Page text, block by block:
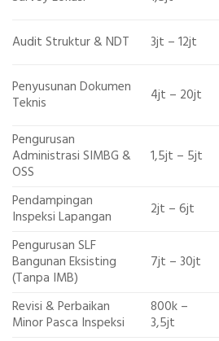
Audit Struktur & NDT 3jt – 12jt
Penyusunan Dokumen
Teknis
4jt – 20jt
Pengurusan
Administrasi SIMBG &
OSS
1,5jt – 5jt
Pendampingan
Inspeksi Lapangan
2jt – 6jt
Pengurusan SLF
Bangunan Eksisting
(Tanpa IMB)
7jt – 30jt
Revisi & Perbaikan
Minor Pasca Inspeksi
800k –
3,5jt